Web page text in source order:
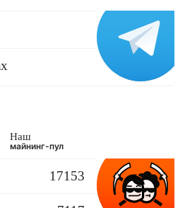
Наш
майнинг-пул
17153